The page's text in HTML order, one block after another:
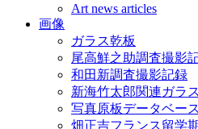
Art news articles
画像
ガラス乾板
尾高鮮之助調査撮影
和田新調査撮影記録
新海竹太郎関連ガラ
写真原板データベー
畑正吉フランス留学